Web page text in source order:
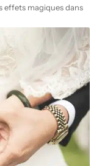
effets magiques dans